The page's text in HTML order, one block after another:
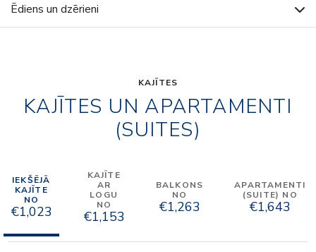
Ēdiens un dzērieni
KAJĪTES
KAJĪTES UN APARTAMENTI
(SUITES)
IEKŠĒJĀ
KAJĪTE
NO
€1,023
KAJĪTE
AR
LOGU
NO
€1,153
BALKONS
NO
€1,263
APARTAMENTI
(SUITE) NO
€1,643